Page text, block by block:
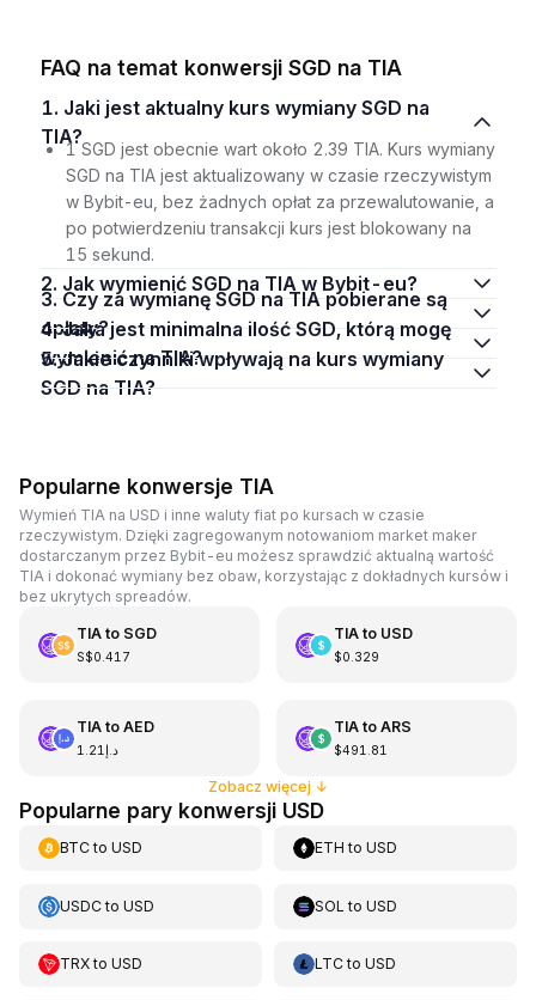
FAQ na temat konwersji SGD na TIA
1. Jaki jest aktualny kurs wymiany SGD na
TIA?
1 SGD jest obecnie wart około 2.39 TIA. Kurs wymiany
SGD na TIA jest aktualizowany w czasie rzeczywistym
w Bybit-eu, bez żadnych opłat za przewalutowanie, a
po potwierdzeniu transakcji kurs jest blokowany na
15 sekund.
2. Jak wymienić SGD na TIA w Bybit-eu?
3. Czy za wymianę SGD na TIA pobierane są
opłaty?
4. Jaka jest minimalna ilość SGD, którą mogę
wymienić na TIA?
5. Jakie czynniki wpływają na kurs wymiany
SGD na TIA?
Popularne konwersje TIA
Wymień TIA na USD i inne waluty fiat po kursach w czasie
rzeczywistym. Dzięki zagregowanym notowaniom market maker
dostarczanym przez Bybit-eu możesz sprawdzić aktualną wartość
TIA i dokonać wymiany bez obaw, korzystając z dokładnych kursów i
bez ukrytych spreadów.
TIAto SGD
S$0.417
TIAto USD
$0.329
TIAto AED
د.إ1.21
TIAto ARS
$491.81
Zobacz więcej ↓
Popularne pary konwersji USD
BTCto USD ETH toUSD
USDCto USD SOL toUSD
TRXto USD LTCtoUSD